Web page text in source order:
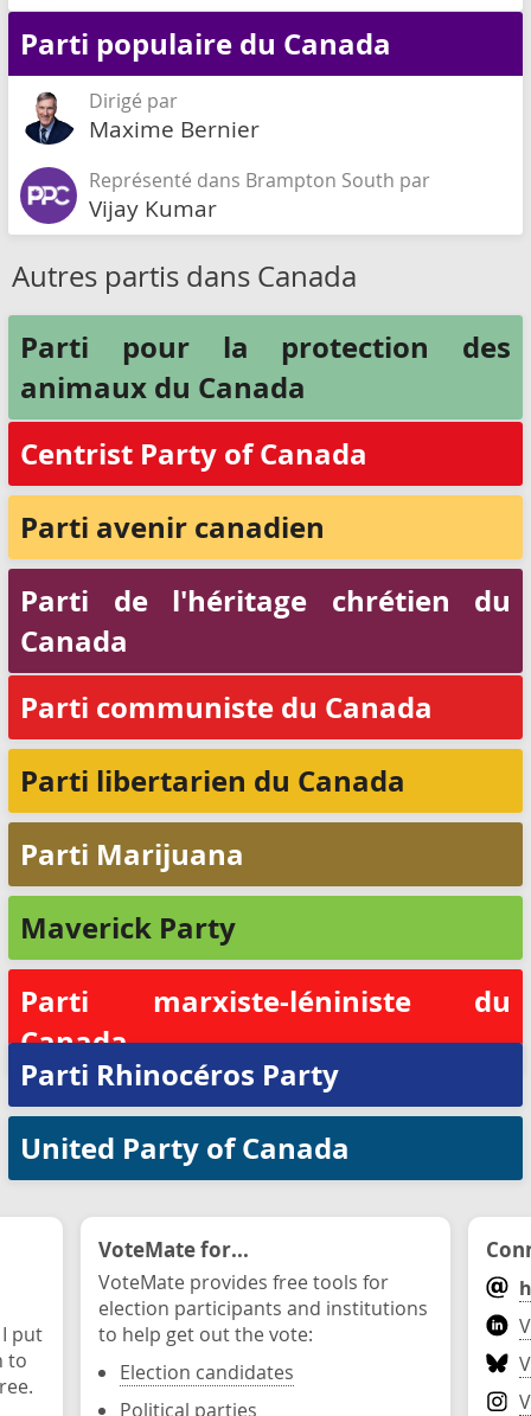
Parti populaire du Canada
Dirigé par
Maxime Bernier
Représenté dans Brampton South par
Vijay Kumar
Autres partis dans Canada
Parti pour la protection des
animaux du Canada
Centrist Party of Canada
Parti avenir canadien
Parti de l'héritage chrétien du
Canada
Parti communiste du Canada
Parti libertarien du Canada
Parti Marijuana
Maverick Party
Parti marxiste-léniniste du
Canada
Parti Rhinocéros Party
United Party of Canada
put
to
VoteMate for...
VoteMate provides free tools for
election participants and institutions
to help get out the vote:
Election candidates
Political parties